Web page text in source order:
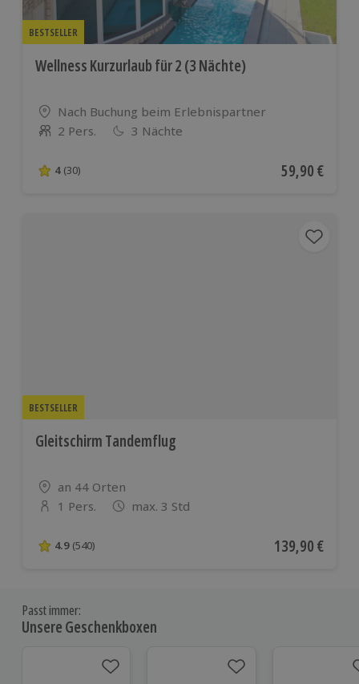
BESTSELLER
Wellness Kurzurlaub für 2 (3 Nächte)
Standort
Nach Buchung beim Erlebnispartner
Anzahl der Teilnehmer
2 Pers. 3 Nächte
4 von 5 Sternen basierend auf 30 Bewertungen
4 (30) Aktueller
59,90 €
BESTSELLER
Gleitschirm Tandemflug
Standort
an 44 Orten
Anzahl der Teilnehmer
1 Pers. max. 3 Std
4.9 von 5 Sternen basierend auf 540 Bewertungen
4.9 (540) Aktueller Preis
139,90 €
Passt immer:
Unsere Geschenkboxen